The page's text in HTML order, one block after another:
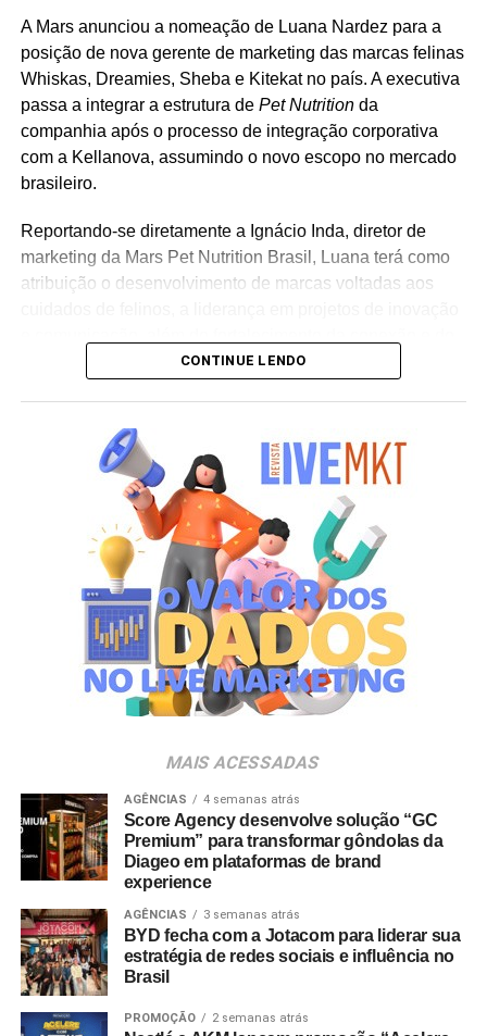
WhatsApp
Facebook
Twitter
LinkedIn
Pinterest
A Mars anunciou a nomeação de Luana Nardez para a
posição de nova gerente de marketing das marcas felinas
Whiskas, Dreamies, Sheba e Kitekat no país. A executiva
passa a integrar a estrutura de Pet Nutritionda
companhia após o processo de integração corporativa
com a Kellanova, assumindo o novo escopo no mercado
brasileiro.
Reportando-se diretamente a Ignácio Inda, diretor de
marketing da Mars Pet Nutrition Brasil, Luana terá como
atribuição o desenvolvimento de marcas voltadas aos
relacionamento das linhas com os tutores de animais no
motiva muito. Quero contribuir para o desenvolvimento
dessas marcas no Brasil e fortalecer ainda mais sua
conexão com os tutores. Saber que nosso trabalho
contribui para o propósito da Mars de criar um mundo
melhor para os pets e para as pessoas que cuidam deles
torna essa nova etapa ainda mais significativa”, ressalta
Luana Nardez.
Para o diretor da área, a movimentação reforça a
competitividade da empresa no setor. “A Luana reúne
uma sólida experiência em marketing, inovação e gestão
de marcas. Sua visão de negócios e sua trajetória na
continuarmos desenvolvendo nossas marcas e
ampliando sua relevância junto aos tutores brasileiros”,
destaca Ignácio Inda.
CONTINUE LENDO
MAIS ACESSADAS
AGÊNCIAS 4 semanas atrás
Score Agency desenvolve solução “GC
Premium” para transformar gôndolas da
Diageo em plataformas de brand
experience
AGÊNCIAS 3 semanas atrás
BYD fecha com a Jotacom para liderar sua
estratégia de redes sociais e influência no
Brasil
PROMOÇÃO 2 semanas atrás